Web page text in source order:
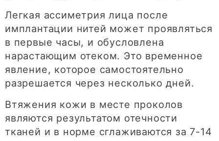
Легкая ассиметрия лица после
имплантации нитей может проявляться
в первые часы, и обусловлена
нарастающим отеком. Это временное
явление, которое самостоятельно
разрешается через несколько дней.
Втяжения кожи в месте проколов
являются результатом отечности
тканей и в норме сглаживаются за 7-14